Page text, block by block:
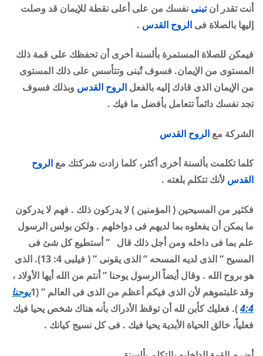
أنت تقدر انتبنى نفسك من على أعلى نقطة للإيمان قد وصلت
إليها بالصلاة فى الروح القدس .
فيمكن للصلاة المستمرة بألسنة أخرى أن تحفظك على قمة ذلك
المستوى من الإيمان. فسوف تُُبنى وتتأسس على ذلك المستوى
من الإيمان الذى قادك إليه بالفعل الروح القدس وبذلك فسوف
تجد نفسك دائماً تتعامل بأفضل ما فيك .
الشركة مع الروح القدس
كلما تكلمت بألسنة أخرى أكثر، كلما زادت شركتك مع الروح
القدس لأنك تتكلم بلغته .
فكثير من المسيحين ( المؤمنين ) لا يدركون ذلك . فهم لا يدركون
ما يمكن أن يفعلوه بما لديهم فى دواخلهم . ولكن بولس الرسول
علم بما فى داخله ومن أجل ذلك قال ” أستطيع كل شئ فى
المسيح ” الذى لديه المسحه ” الذى يقونى ” ( فيلبى 4: 13). الذى
هو بروح الله . وقال أيضاً الرسول يوحنا ” أنتم من الله أيها الأولاد ،
وقد غلبتموهم لأن الذى فيكم أعظم من الذى فى العالم ” (1 يوحنا
4:4). فعليك كأبن لله أن توقظ الأدراك بأنه هناك شخص يحيا فيك
فعلياً، خالق الحياة الأبدية يحيا فيك . فى كل نسيج كيانك .